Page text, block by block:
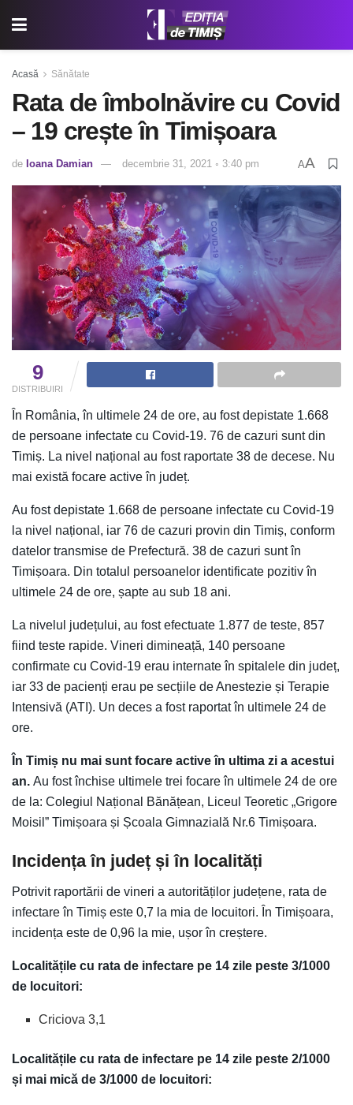
Acasă Sănătate
Rata de îmbolnăvire cu Covid
– 19 crește în Timișoara
de Ioana Damian decembrie 31, 2021 ◦ 3:40 pm AA
9
DISTRIBUIRI
În România, în ultimele 24 de ore, au fost depistate 1.668
de persoane infectate cu Covid-19. 76 de cazuri sunt din
Timiș. La nivel național au fost raportate 38 de decese. Nu
mai există focare active în județ.
Au fost depistate 1.668 de persoane infectate cu Covid-19
la nivel național, iar 76 de cazuri provin din Timiș, conform
datelor transmise de Prefectură. 38 de cazuri sunt în
Timișoara. Din totalul persoanelor identificate pozitiv în
ultimele 24 de ore, șapte au sub 18 ani.
La nivelul județului, au fost efectuate 1.877 de teste, 857
fiind teste rapide. Vineri dimineață, 140 persoane
confirmate cu Covid-19 erau internate în spitalele din județ,
iar 33 de pacienți erau pe secțiile de Anestezie și Terapie
Intensivă (ATI). Un deces a fost raportat în ultimele 24 de
ore.
În Timiș nu mai sunt focare active în ultima zi a acestui
an. Au fost închise ultimele trei focare în ultimele 24 de ore
de la: Colegiul Național Bănățean, Liceul Teoretic „Grigore
Moisil” Timișoara și Școala Gimnazială Nr.6 Timișoara.
Incidența în județ și în localități
Potrivit raportării de vineri a autorităților județene, rata de
infectare în Timiș este 0,7 la mia de locuitori. În Timișoara,
incidența este de 0,96 la mie, ușor în creștere.
Localitățile cu rata de infectare pe 14 zile peste 3/1000
de locuitori:
Criciova 3,1
Localitățile cu rata de infectare pe 14 zile peste 2/1000
și mai mică de 3/1000 de locuitori: